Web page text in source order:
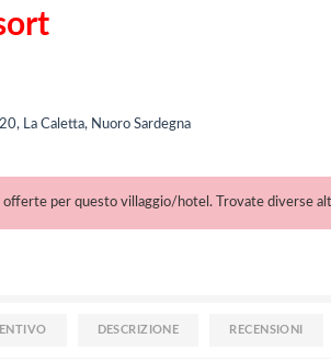
La Caletta, Nuoro Sardegna
per questo villaggio/hotel. Trovate diverse
DESCRIZIONE RECENSIONI